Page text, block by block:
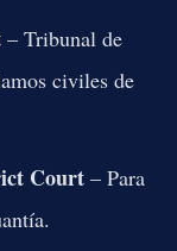
– Tribunal de
civiles de
Court– Para